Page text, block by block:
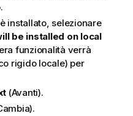
installato, selezionare
be installed on local
funzionalità verrà
rigido locale) per
(Avanti).